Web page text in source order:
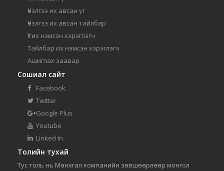
Үнэлгээ их авсан үг
Үнэлгээ их авсан тайлбар
Үг их нэмсэн хэрэглэгч
Тайлбар их нэмсэн хэрэглэгч
Ашиглах заавар
Сошиал сайт
Facebook
Twitter
Google Plus
Youtube
Linked In
Толийн тухай
Тус толь нь Мөнхгал компанийн зөвшөөрлөөр монгол